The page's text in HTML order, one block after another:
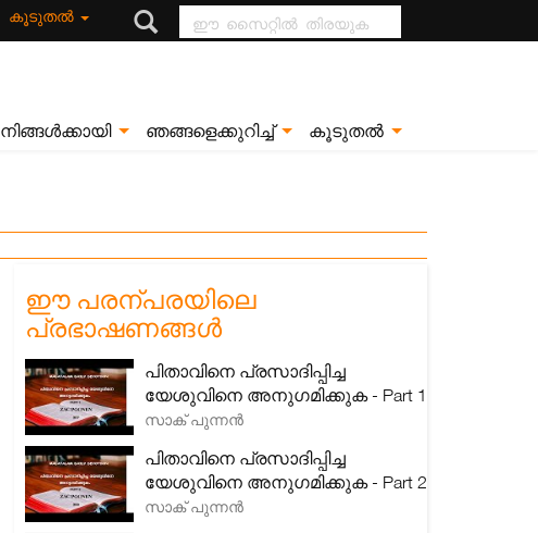
കൂടുതൽ
ഈ സൈറ്റിൽ
തിരയുക
നിങ്ങൾക്കായി ഞങ്ങളെക്കുറിച്ച് കൂടുതൽ
ഈ പരന്പരയിലെ
പ്രഭാഷണങ്ങൾ
പിതാവിനെ പ്രസാദിപ്പിച്ച
യേശുവിനെ അനുഗമിക്കുക - Part 1
സാക് പുന്നൻ
പിതാവിനെ പ്രസാദിപ്പിച്ച
യേശുവിനെ അനുഗമിക്കുക - Part 2
സാക് പുന്നൻ